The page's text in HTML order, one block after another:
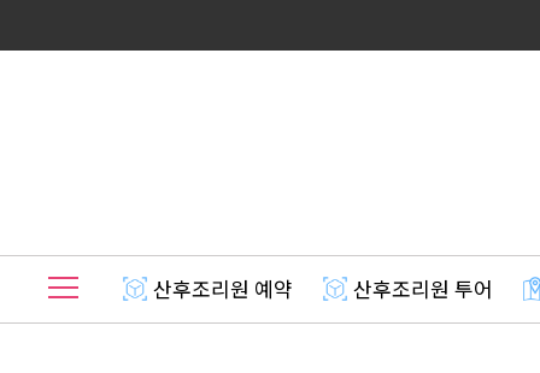
산후조리원 예약 산후조리원 투어